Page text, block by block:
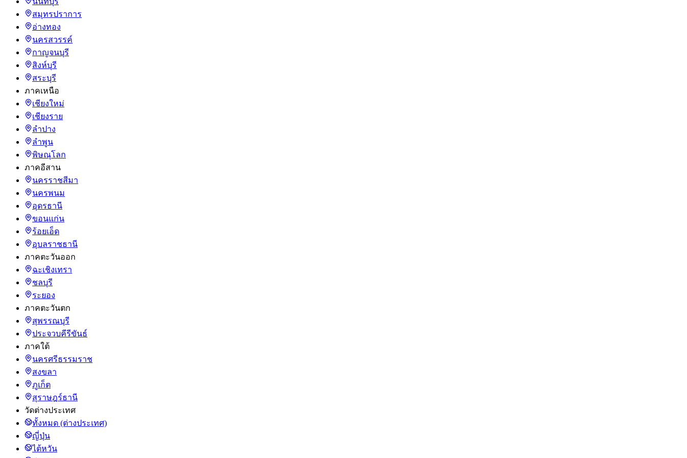
สมุทรปราการ
อ่างทอง
นครสวรรค์
กาญจนบุรี
สิงห์บุรี
สระบุรี
ภาคเหนือ
เชียงใหม่
เชียงราย
ลำปาง
ลำพูน
พิษณุโลก
ภาคอีสาน
นครราชสีมา
นครพนม
อุดรธานี
ขอนแก่น
ร้อยเอ็ด
อุบลราชธานี
ภาคตะวันออก
ฉะเชิงเทรา
ชลบุรี
ระยอง
ภาคตะวันตก
สุพรรณบุรี
ประจวบคีรีขันธ์
ภาคใต้
นครศรีธรรมราช
สงขลา
ภูเก็ต
สุราษฎร์ธานี
วัดต่างประเทศ
ทั้งหมด (ต่างประเทศ)
ญี่ปุ่น
ไต้หวัน